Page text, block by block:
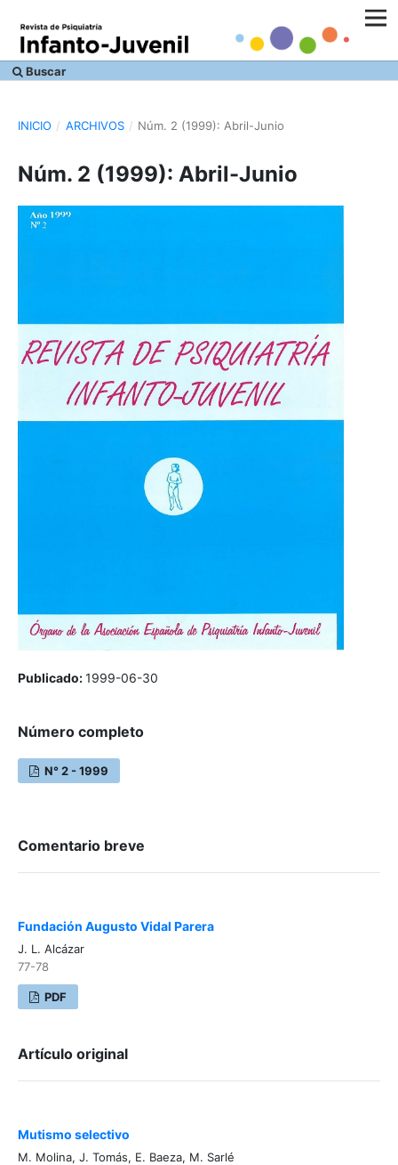
Buscar
INICIO / ARCHIVOS / Núm. 2 (1999): Abril-Junio
Núm. 2 (1999): Abril-Junio
Publicado:1999-06-30
Número completo
N° 2 - 1999
Comentario breve
Fundación Augusto Vidal Parera
J. L. Alcázar
77-78
PDF
Artículo original
Mutismo selectivo
M. Molina, J. Tomás, E. Baeza, M. Sarlé